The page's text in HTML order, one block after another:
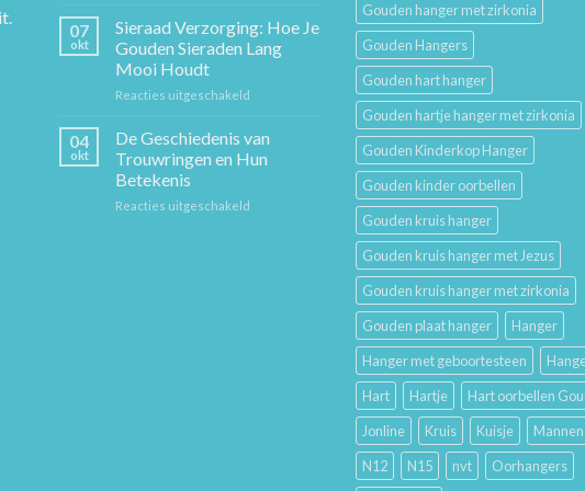
Mode
Cadeaugids:
De
Beste
07
okt
Sieraad Verzorging: Hoe Je
Gouden Sieraden Lang
Mooi Houdt
Reacties uitgeschakeld
Je
04
okt
De Geschiedenis van
Trouwringen en Hun
Betekenis
Reacties uitgeschakeld
Gouden hanger met zirkonia
Gouden Hangers
Gouden hart hanger
Gouden hartje hanger met zirkonia
Gouden Kinderkop Hanger
Gouden kinder oorbellen
Gouden kruis hanger
Gouden kruis hanger met Jezus
Gouden kruis hanger met zirkonia
Gouden plaat hanger
Hanger
Hanger met geboortesteen
Hart
Hartje
Hart oorbellen
Jonline
Kruis Kuisje
Mannen
N12
N15 nvt Oorhangers